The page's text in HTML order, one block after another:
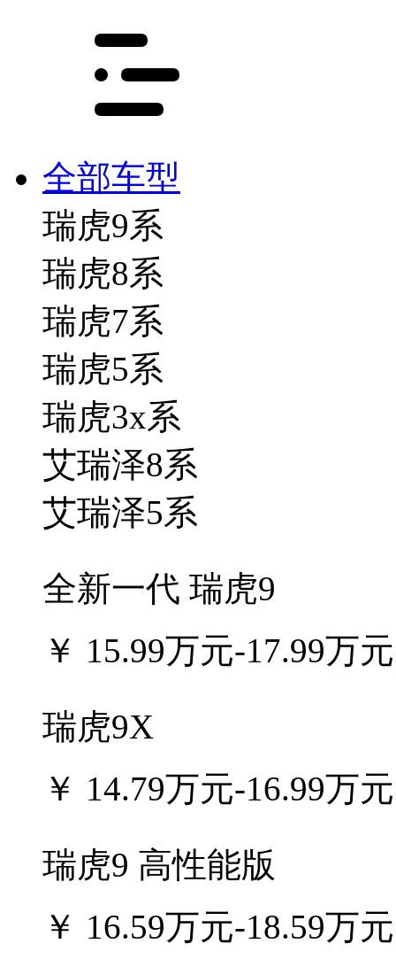
全部车型
瑞虎9系
瑞虎8系
瑞虎7系
瑞虎5系
瑞虎3x系
艾瑞泽8系
艾瑞泽5系
全新一代 瑞虎9
￥ 15.99万元-17.99万元
瑞虎9X
￥ 14.79万元-16.99万元
瑞虎9 高性能版
￥ 16.59万元-18.59万元